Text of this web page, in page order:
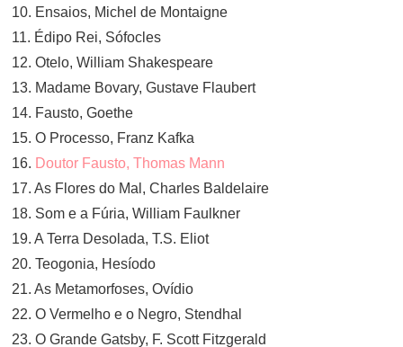
10. Ensaios, Michel de Montaigne
11. Édipo Rei, Sófocles
12. Otelo, William Shakespeare
13. Madame Bovary, Gustave Flaubert
14. Fausto, Goethe
15. O Processo, Franz Kafka
16. Doutor Fausto, Thomas Mann
17. As Flores do Mal, Charles Baldelaire
18. Som e a Fúria, William Faulkner
19. A Terra Desolada, T.S. Eliot
20. Teogonia, Hesíodo
21. As Metamorfoses, Ovídio
22. O Vermelho e o Negro, Stendhal
23. O Grande Gatsby, F. Scott Fitzgerald